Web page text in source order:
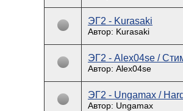
ЭГ2 - Kurasaki
Автор: Kurasaki
ЭГ2 - Alex04se /
Автор: Alex04se
ЭГ2 - Ungamax /
Автор: Ungamax